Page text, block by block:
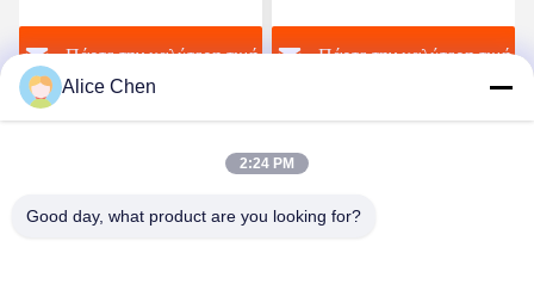
ποιοτικού ελαστική
πολυουρεθάνιου καυτή
Πάρτε την καλύτερη τιμή
TPU καυτή για το άνευ
ραφής εσώρουχο
Πάρτε την καλύτερη τιμή
Shenzhen Tunsing Plastic Products Co., Ltd.
Alice Chen
2:24 PM
Good day, what product are you looking for?